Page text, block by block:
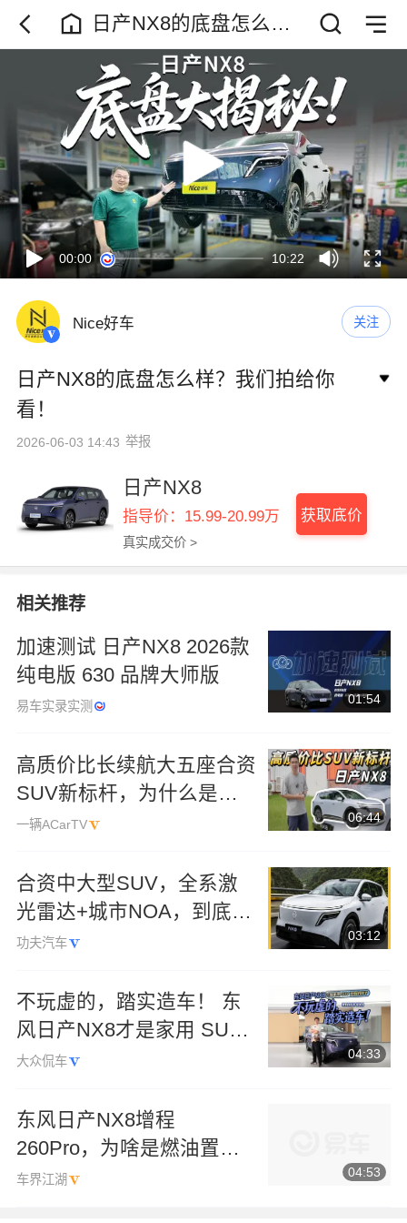
日产NX8的底盘怎么
样？我们拍给你看！
00:00 10:22
Nice好车 关注
日产NX8的底盘怎么样？我们拍给你
看！
2026-06-03 14:43 举报
日产NX8
指导价：15.99-20.99万
真实成交价 >
获取底价
相关推荐
加速测试 日产NX8 2026款
纯电版 630 品牌大师版
易车实录实测
01:54
高质价比长续航大五座合资
SUV新标杆，为什么是日
产NX8？
一辆ACarTV
06:44
合资中大型SUV，全系激
光雷达+城市NOA，到底能
不能买？
功夫汽车
03:12
不玩虚的，踏实造车！ 东
风日产NX8才是家用 SUV
该有的样子
大众侃车
04:33
东风日产NX8增程
260Pro，为啥是燃油置换
最优选？
车界江湖
04:53